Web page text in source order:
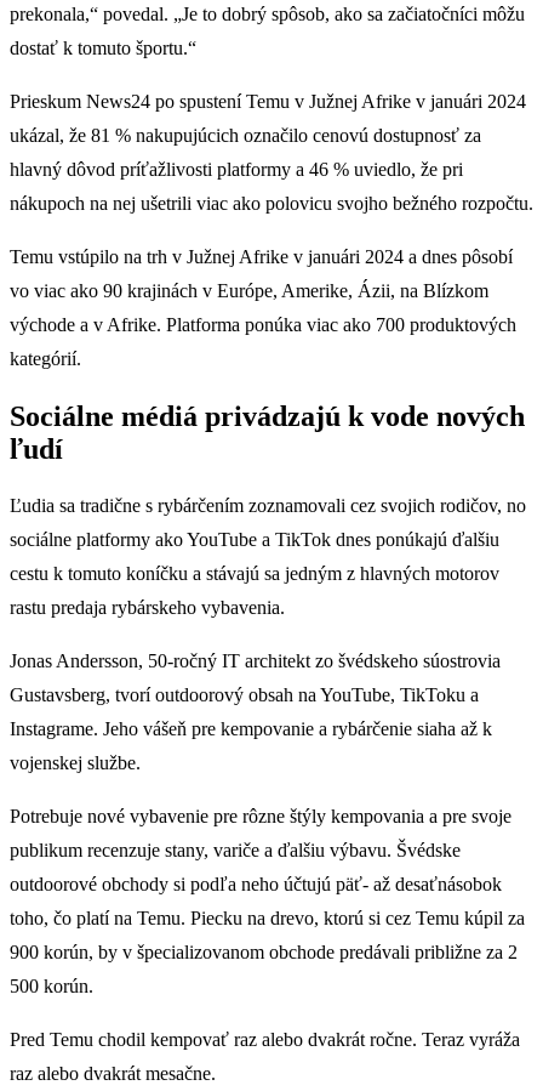
prekonala,“ povedal. „Je to dobrý spôsob, ako sa začiatočníci môžu
dostať k tomuto športu.“
Prieskum News24 po spustení Temu v Južnej Afrike v januári 2024
ukázal, že 81 % nakupujúcich označilo cenovú dostupnosť za
hlavný dôvod príťažlivosti platformy a 46 % uviedlo, že pri
nákupoch na nej ušetrili viac ako polovicu svojho bežného rozpočtu.
Temu vstúpilo na trh v Južnej Afrike v januári 2024 a dnes pôsobí
vo viac ako 90 krajinách v Európe, Amerike, Ázii, na Blízkom
východe a v Afrike. Platforma ponúka viac ako 700 produktových
kategórií.
Sociálne médiá privádzajú k vode nových
ľudí
Ľudia sa tradične s rybárčením zoznamovali cez svojich rodičov, no
sociálne platformy ako YouTube a TikTok dnes ponúkajú ďalšiu
cestu k tomuto koníčku a stávajú sa jedným z hlavných motorov
rastu predaja rybárskeho vybavenia.
Jonas Andersson, 50-ročný IT architekt zo švédskeho súostrovia
Gustavsberg, tvorí outdoorový obsah na YouTube, TikToku a
Instagrame. Jeho vášeň pre kempovanie a rybárčenie siaha až k
vojenskej službe.
Potrebuje nové vybavenie pre rôzne štýly kempovania a pre svoje
publikum recenzuje stany, variče a ďalšiu výbavu. Švédske
outdoorové obchody si podľa neho účtujú päť- až desaťnásobok
toho, čo platí na Temu. Piecku na drevo, ktorú si cez Temu kúpil za
900 korún, by v špecializovanom obchode predávali približne za 2
500 korún.
Pred Temu chodil kempovať raz alebo dvakrát ročne. Teraz vyráža
raz alebo dvakrát mesačne.